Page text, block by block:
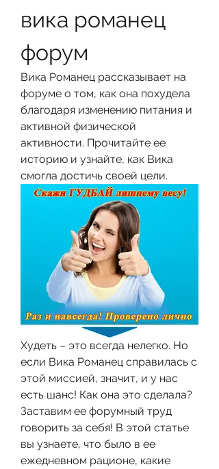
вика романец
форум
Вика Романец рассказывает на
форуме о том, как она похудела
благодаря изменению питания и
активной физической
активности. Прочитайте ее
историю и узнайте, как Вика
смогла достичь своей цели.
Худеть – это всегда нелегко. Но
если Вика Романец справилась с
этой миссией, значит, и у нас
есть шанс! Как она это сделала?
Заставим ее форумный труд
говорить за себя! В этой статье
вы узнаете, что было в ее
ежедневном рационе, какие